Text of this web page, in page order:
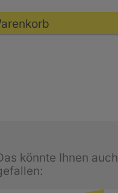
könnte Ihnen auch